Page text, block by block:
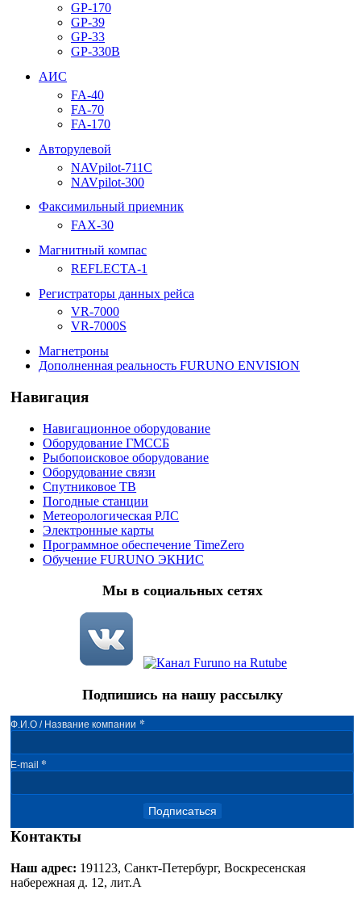
GP-170
GP-39
GP-33
GP-330B
АИС
FA-40
FA-70
FA-170
Авторулевой
NAVpilot-711С
NAVpilot-300
Факсимильный приемник
FAX-30
Магнитный компас
REFLECTA-1
Регистраторы данных рейса
VR-7000
VR-7000S
Магнетроны
Дополненная реальность FURUNO ENVISION
Навигация
Навигационное оборудование
Оборудование ГМССБ
Рыбопоисковое оборудование
Оборудование связи
Спутниковое ТВ
Погодные станции
Метеорологическая РЛС
Электронные карты
Программное обеспечение TimeZero
Обучение FURUNO ЭКНИС
Мы в социальных сетях
Подпишись на нашу рассылку
Ф.И.О / Название компании *
E-mail *
Подписаться
Контакты
Наш адрес: 191123, Санкт-Петербург, Воскресенская
набережная д. 12, лит.А